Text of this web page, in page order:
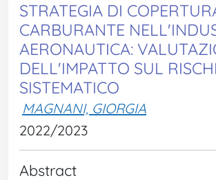
STRATEGIA DI
CARBURANTE
AERONAUTICA:
DELL'IMPATTO SUL
SISTEMATICO
MAGNANI, GIORGIA
2022/2023
Abstract